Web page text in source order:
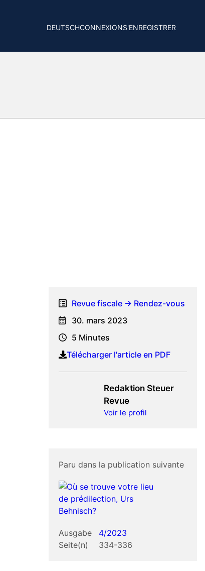
DEUTSCHCONNEXIONS'ENREGISTRER
Revue fiscale → Rendez-vous
30. mars 2023
5 Minutes
Télécharger l'article en PDF
Redaktion Steuer
Revue
Voir le profil
Paru dans la publication suivante
Ausgabe
4/2023
Seite(n)
334-336